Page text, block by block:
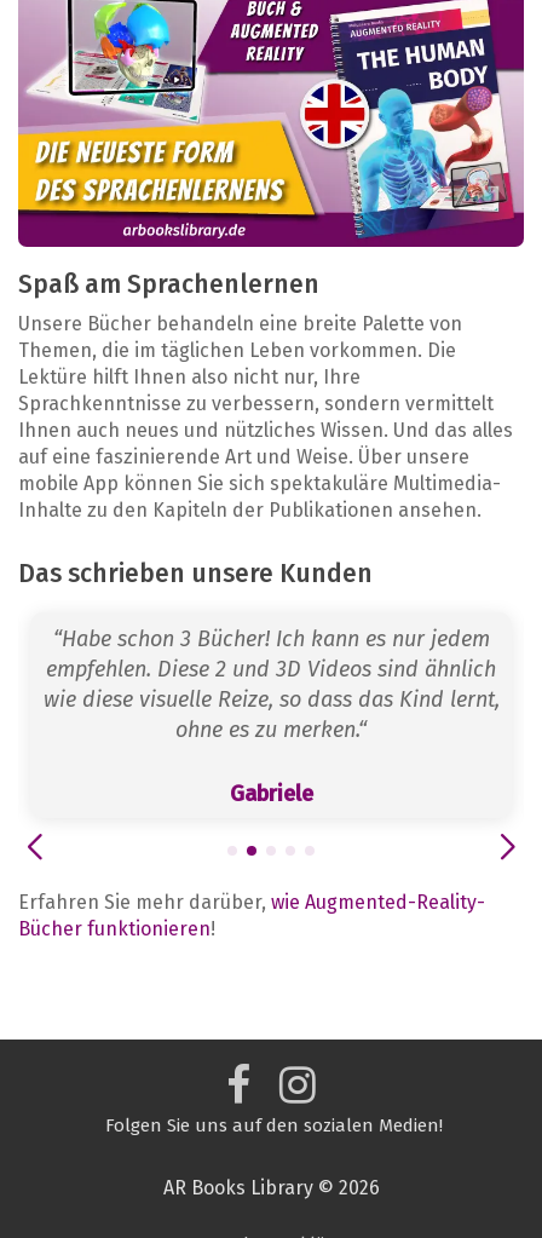
Spaß am Sprachenlernen
Unsere Bücher behandeln eine breite Palette von
Themen, die im täglichen Leben vorkommen. Die
Lektüre hilft Ihnen also nicht nur, Ihre
Sprachkenntnisse zu verbessern, sondern vermittelt
Ihnen auch neues und nützliches Wissen. Und das alles
auf eine faszinierende Art und Weise. Über unsere
mobile App können Sie sich spektakuläre Multimedia-
Inhalte zu den Kapiteln der Publikationen ansehen.
Das schrieben unsere Kunden
“Habe schon 3 Bücher! Ich kann es nur jedem
empfehlen. Diese 2 und 3D Videos sind ähnlich
wie diese visuelle Reize, so dass das Kind lernt,
ohne es zu merken.“
Gabriele
Erfahren Sie mehr darüber, wie Augmented-Reality-
Bücher funktionieren!
Folgen Sie uns auf den sozialen Medien!
AR Books Library © 2026